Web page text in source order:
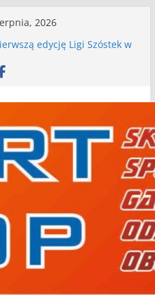
2026
edycję Ligi Szóstek w
kontrolne, piłkarskie
I Edycji Lidze Szóstek Piłki
zespoły w toku przygotowań
gry kontrolne przed nimi
naszych piłkarskich